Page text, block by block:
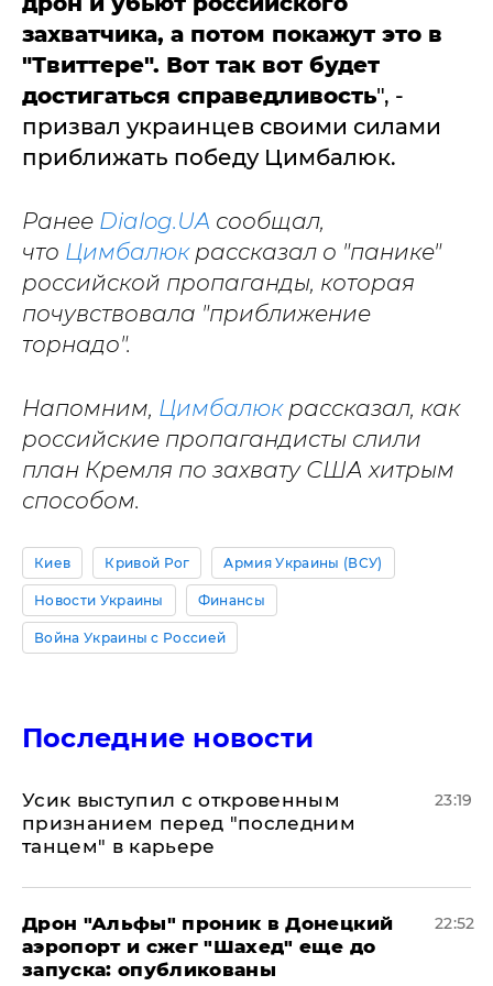
захватчика, а потом покажут это в
"Твиттере". Вот так вот будет
достигаться справедливость", -
призвал украинцев своими силами
приближать победу Цимбалюк.
Ранее Dialog.UA сообщал,
что Цимбалюкрассказал о "панике"
российской пропаганды, которая
почувствовала "приближение
торнадо".
Напомним, Цимбалюкрассказал, как
российские пропагандисты слили
план Кремля по захвату США хитрым
способом.
Киев Кривой Рог Армия Украины (ВСУ)
Новости Украины Финансы
Война Украины с Россией
Последние новости
Усик выступил с откровенным
признанием перед "последним
танцем" в карьере
23:19
Дрон "Альфы" проник в Донецкий
аэропорт и сжег "Шахед" еще до
запуска: опубликованы
22:52